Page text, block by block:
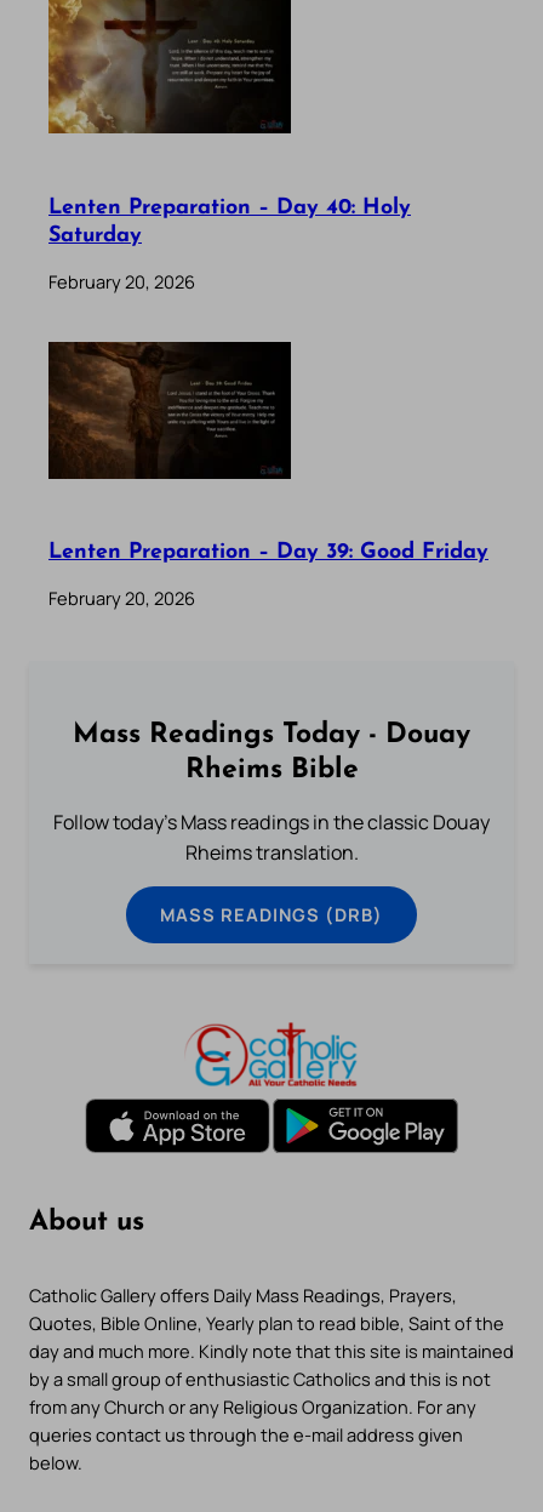
Lenten Preparation – Day 40: Holy
Saturday
February 20, 2026
Lenten Preparation – Day 39: Good Friday
February 20, 2026
Mass Readings Today - Douay
Rheims Bible
Follow today's Mass readings in the classic Douay
Rheims translation.
MASS READINGS (DRB)
About us
Catholic Gallery offers Daily Mass Readings, Prayers,
Quotes, Bible Online, Yearly plan to read bible, Saint of the
day and much more. Kindly note that this site is maintained
by a small group of enthusiastic Catholics and this is not
from any Church or any Religious Organization. For any
queries contact us through the e-mail address given
below.